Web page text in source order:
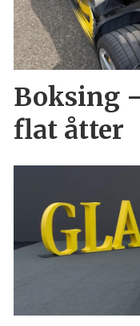
Boksing
flat åtter